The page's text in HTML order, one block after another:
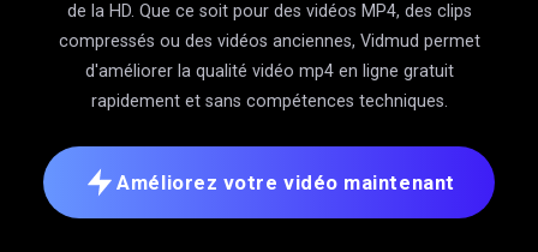
de la HD. Que ce soit pour des vidéos MP4, des clips
compressés ou des vidéos anciennes, Vidmud permet
d'améliorer la qualité vidéo mp4 en ligne gratuit
rapidement et sans compétences techniques.
Améliorez votre vidéo maintenant